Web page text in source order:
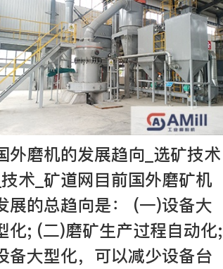
外磨机的发展趋向_选矿技术
术_矿道网目前国外磨矿机
展的总趋向是： (一)设备大
化; (二)磨矿生产过程自动化;
备大型化，可以减少设备台